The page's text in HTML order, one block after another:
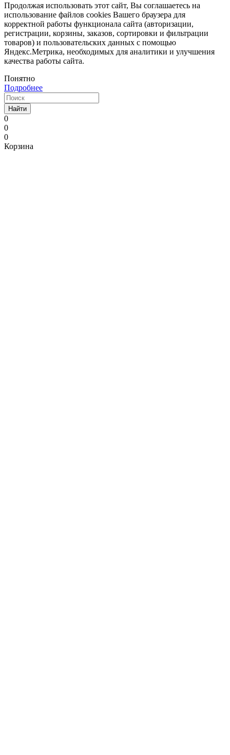
Продолжая использовать этот сайт, Вы соглашаетесь на
использование файлов cookies Вашего браузера для
корректной работы функционала сайта (авторизации,
регистрации, корзины, заказов, сортировки и фильтрации
товаров) и пользовательских данных с помощью
Яндекс.Метрика, необходимых для аналитики и улучшения
качества работы сайта.
Понятно
Подробнее
Найти
0
0
0
Корзина